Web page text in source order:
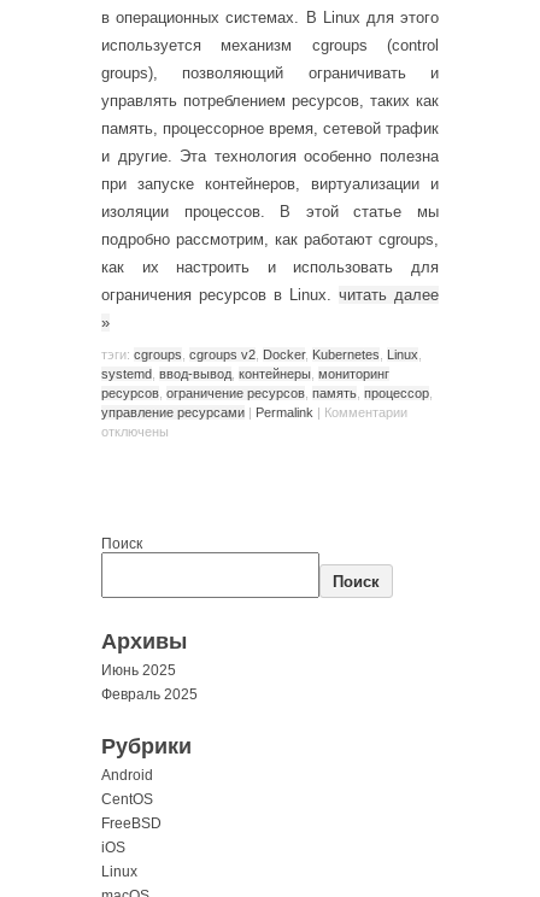
в операционных системах. В Linux для этого
используется механизм cgroups (control
groups), позволяющий ограничивать и
управлять потреблением ресурсов, таких как
память, процессорное время, сетевой трафик
и другие. Эта технология особенно полезна
при запуске контейнеров, виртуализации и
изоляции процессов. В этой статье мы
подробно рассмотрим, как работают cgroups,
как их настроить и использовать для
ограничения ресурсов в Linux. читать далее
»
тэги: cgroups cgroups v2 Docker, Kubernetes Linux
systemd ввод-вывод контейнеры мониторинг
ресурсов ограничение ресурсов память процессор
управление ресурсами | Permalink | Комментарии
отключены
Поиск
Поиск
Архивы
Июнь 2025
Февраль 2025
Рубрики
Android
CentOS
FreeBSD
iOS
Linux